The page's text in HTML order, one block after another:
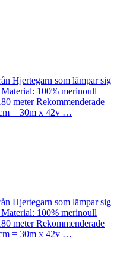
Hjertegarn som lämpar sig
100% merinoull
meter Rekommenderade
= 30m x 42v …
Hjertegarn som lämpar sig
100% merinoull
meter Rekommenderade
= 30m x 42v …